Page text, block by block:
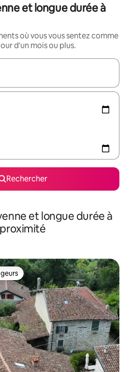
et longue durée à
où vous vous sentez comme
d'un mois ou plus.
utilisez les flèches vers le
Rechercher
et longue durée à
proximité
les plus appréciés